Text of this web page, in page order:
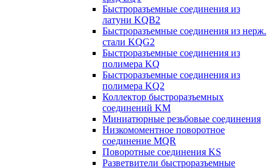
Быстроразъемные соединения из
латуни KQB2
Быстроразъемные соединения из нерж.
стали KQG2
Быстроразъемные соединения из
полимера KQ
Быстроразъемные соединения из
полимера KQ2
Коллектор быстроразъемных
соединений KM
Миниатюрные резьбовые соединения
Низкомоментное поворотное
соединение MQR
Поворотные соединения KS
Разветвители быстроразъемные